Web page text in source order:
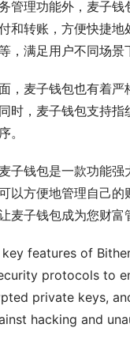
管理功能外，麦子
和转账，方便快捷地
，满足用户不同场景
，麦子钱包也有着
时，麦子钱包支持
。
子钱包是一款功能
以方便地管理自己
麦子钱包成为您财富
features of
protocols to
private keys,
hacking and